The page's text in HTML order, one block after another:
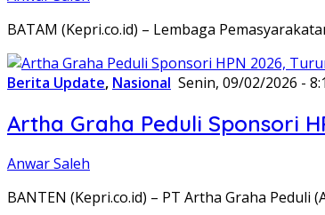
BATAM (Kepri.co.id) – Lembaga
Berita Update, Nasional Senin, 09/02/2026 -
Artha Graha Peduli Sponsori
Anwar Saleh
BANTEN (Kepri.co.id) – PT Artha Graha